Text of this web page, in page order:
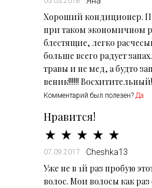
Хороший кондиционер.
при таком экономичном
блестящие, легко
больше всего радует
травы и не мед, а будто
веник!!!!!! Восхитительный!
Комментарий был полезен? Да
Нравится!
07.09.2017 Cheshka13
Уже не в 1й раз пробую
волос. Мои волосы как раз